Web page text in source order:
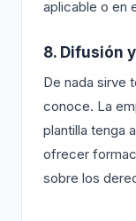
aplicable o en
8. Difusión
De nada sirve
conoce. La
plantilla tenga
ofrecer
sobre los